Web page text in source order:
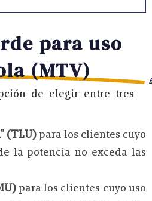
para uso
(MTV)
de elegir entre tres
(TLU) para los clientes cuyo
la potencia no exceda las
para los clientes cuyo uso